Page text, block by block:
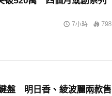
7小時 798
盤 明日香、綾波麗兩款售